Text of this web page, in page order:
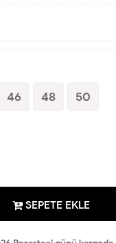
46 48 50
SEPETE EKLE